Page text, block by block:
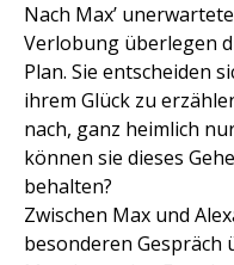
Nach Max’
Verlobung überlegen
Plan. Sie entscheiden
ihrem Glück zu
nach, ganz heimlich
können sie dieses
behalten?
Zwischen Max und
besonderen Gespräch